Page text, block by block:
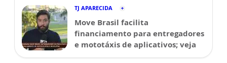
TJ APARECIDA
Move Brasil facilita
financiamento para entregadores
e mototáxis de aplicativos; veja